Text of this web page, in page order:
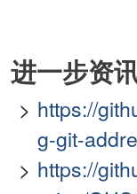
进一步资
https://
g-git-
https://